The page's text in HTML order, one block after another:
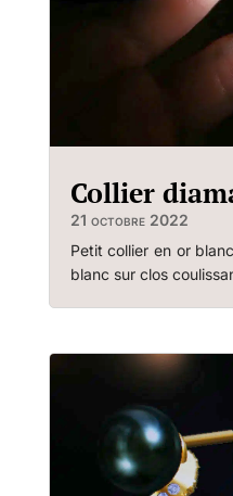
Collier
21 octobre 2022
Petit collier en or
blanc sur clos